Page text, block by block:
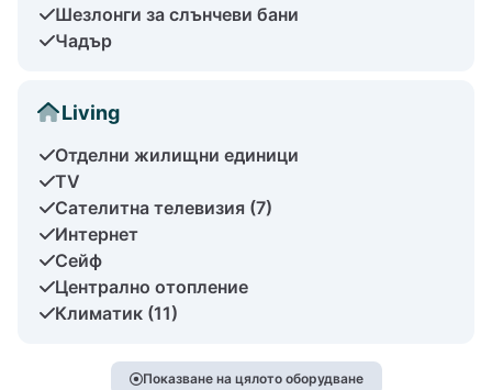
Шезлонги за слънчеви бани
Чадър
Living
Отделни жилищни единици
TV
Сателитна телевизия (7)
Интернет
Сейф
Централно отопление
Климатик (11)
Показване на цялото оборудване